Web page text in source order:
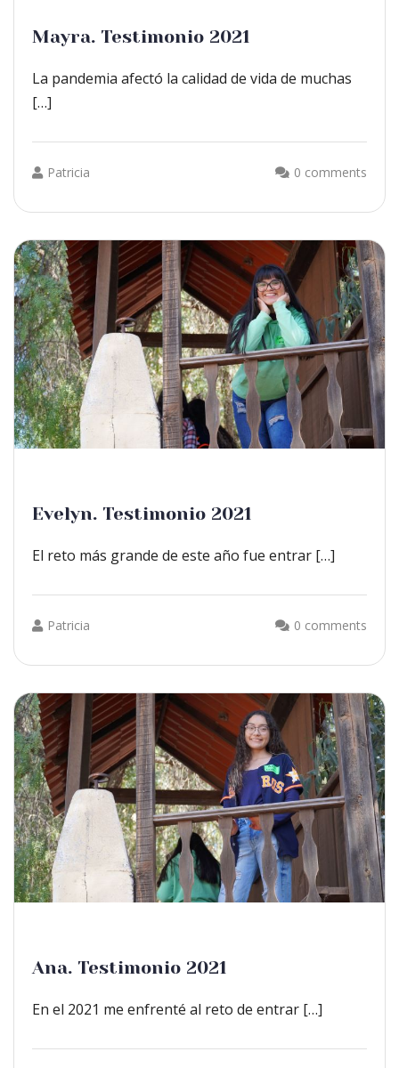
Mayra. Testimonio 2021
La pandemia afectó la calidad de vida de muchas
[…]
Patricia 0 comments
Evelyn. Testimonio 2021
El reto más grande de este año fue entrar […]
Patricia 0 comments
Ana. Testimonio 2021
En el 2021 me enfrenté al reto de entrar […]